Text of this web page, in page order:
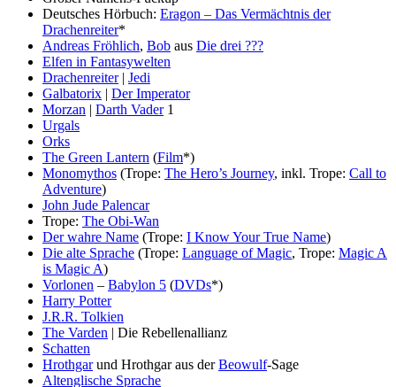
Deutsches Hörbuch: Eragon – Das Vermächtnis der
Drachenreiter*
Andreas Fröhlich, Bob aus Die drei ???
Elfen in Fantasywelten
Drachenreiter| Jedi
Galbatorix | Der Imperator
Morzan | Darth Vader1
Urgals
Orks
The Green Lantern (Film*)
Monomythos (Trope: The Hero’s Journey, inkl. Trope: Call to
Adventure)
John Jude Palencar
Trope: The Obi-Wan
Der wahre Name (Trope: I Know Your True Name)
Die alte Sprache (Trope: Language of Magic, Trope: Magic A
is Magic A)
Vorlonen – Babylon 5 (DVDs*)
Harry Potter
J.R.R. Tolkien
The Varden | Die Rebellenallianz
Schatten
Hrothgarund Hrothgar aus derBeowulf-Sage
Altenglische Sprache